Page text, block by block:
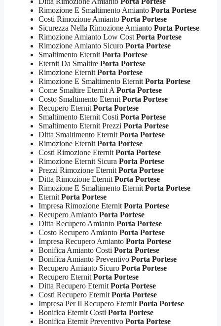
Rimozione E Smaltimento Amianto Porta Portese
Costi Rimozione Amianto Porta Portese
Sicurezza Nella Rimozione Amianto Porta Portese
Rimozione Amianto Low Cost Porta Portese
Rimozione Amianto Sicuro Porta Portese
Smaltimento Eternit Porta Portese
Eternit Da Smaltire Porta Portese
Rimozione Eternit Porta Portese
Rimozione E Smaltimento Eternit Porta Portese
Come Smaltire Eternit A Porta Portese
Costo Smaltimento Eternit Porta Portese
Recupero Eternit Porta Portese
Smaltimento Eternit Costi Porta Portese
Smaltimento Eternit Prezzi Porta Portese
Ditta Smaltimento Eternit Porta Portese
Rimozione Eternit Porta Portese
Costi Rimozione Eternit Porta Portese
Rimozione Eternit Sicura Porta Portese
Prezzi Rimozione Eternit Porta Portese
Ditta Rimozione Eternit Porta Portese
Rimozione E Smaltimento Eternit Porta Portese
Eternit Porta Portese
Impresa Rimozione Eternit Porta Portese
Recupero Amianto Porta Portese
Ditta Recupero Amianto Porta Portese
Costo Recupero Amianto Porta Portese
Impresa Recupero Amianto Porta Portese
Bonifica Amianto Costi Porta Portese
Bonifica Amianto Preventivo Porta Portese
Recupero Amianto Sicuro Porta Portese
Recupero Eternit Porta Portese
Ditta Recupero Eternit Porta Portese
Costi Recupero Eternit Porta Portese
Impresa Per Il Recupero Eternit Porta Portese
Bonifica Eternit Costi Porta Portese
Bonifica Eternit Preventivo Porta Portese